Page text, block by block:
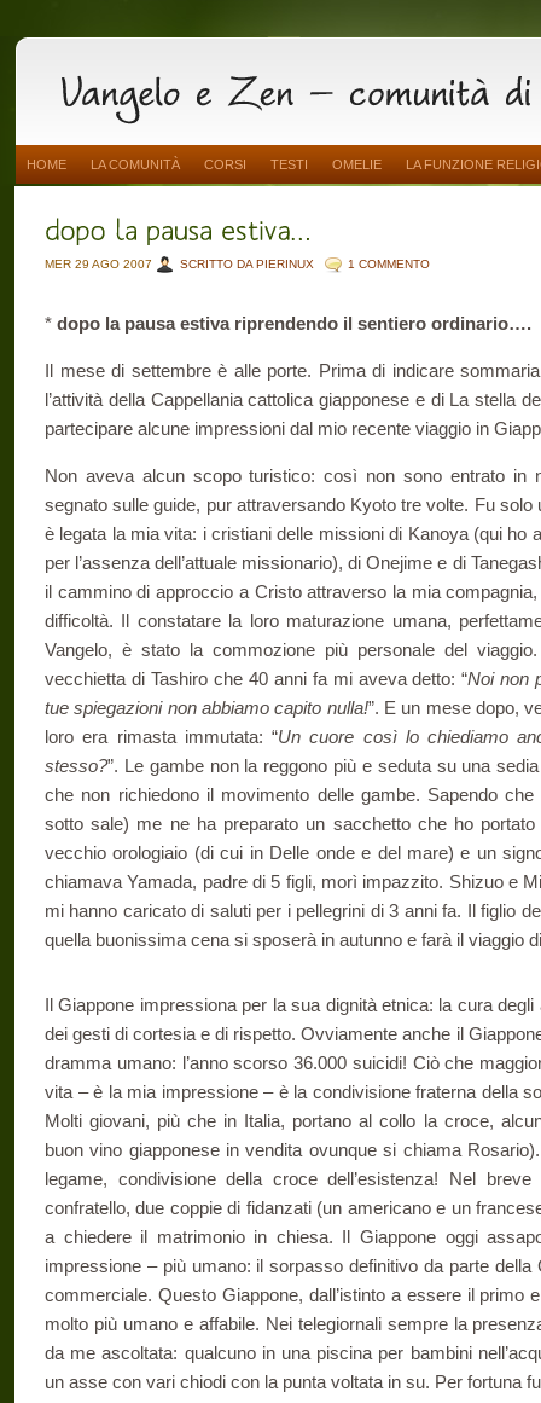
HOME LA COMUNITÀ CORSI TESTI OMELIE LA FUNZIONE
MER 29 AGO 2007 SCRITTO DA PIERINUX 1 COMMENTO
* dopo la pausa estiva riprendendo il sentiero ordinario….
Il mese di settembre è alle porte. Prima di indicare
l’attività della Cappellania cattolica giapponese e di La stella
partecipare alcune impressioni dal mio recente viaggio in
Non aveva alcun scopo turistico: così non sono entrato in
segnato sulle guide, pur attraversando Kyoto tre volte. Fu
è legata la mia vita: i cristiani delle missioni di Kanoya (qui ho
per l’assenza dell’attuale missionario), di Onejime e di
il cammino di approccio a Cristo attraverso la mia
difficoltà. Il constatare la loro maturazione umana,
Vangelo, è stato la commozione più personale del
vecchietta di Tashiro che 40 anni fa mi aveva detto: “Noi non
tue spiegazioni non abbiamo capito nulla!”. E un mese dopo,
loro era rimasta immutata: “Un cuore così lo chiediamo
stesso?”. Le gambe non la reggono più e seduta su una
che non richiedono il movimento delle gambe. Sapendo
sotto sale) me ne ha preparato un sacchetto che ho
vecchio orologiaio (di cui in Delle onde e del mare) e un
chiamava Yamada, padre di 5 figli, morì impazzito. Shizuo e
mi hanno caricato di saluti per i pellegrini di 3 anni fa. Il figlio
quella buonissima cena si sposerà in autunno e farà il viaggio
Il Giappone impressiona per la sua dignità etnica: la cura degli
dei gesti di cortesia e di rispetto. Ovviamente anche il
dramma umano: l’anno scorso 36.000 suicidi! Ciò che
vita – è la mia impressione – è la condivisione fraterna della
Molti giovani, più che in Italia, portano al collo la croce,
buon vino giapponese in vendita ovunque si chiama
legame, condivisione della croce dell’esistenza! Nel
confratello, due coppie di fidanzati (un americano e un
a chiedere il matrimonio in chiesa. Il Giappone oggi
impressione – più umano: il sorpasso definitivo da parte
commerciale. Questo Giappone, dall’istinto a essere il primo
molto più umano e affabile. Nei telegiornali sempre la
da me ascoltata: qualcuno in una piscina per bambini
un asse con vari chiodi con la punta voltata in su. Per fortuna